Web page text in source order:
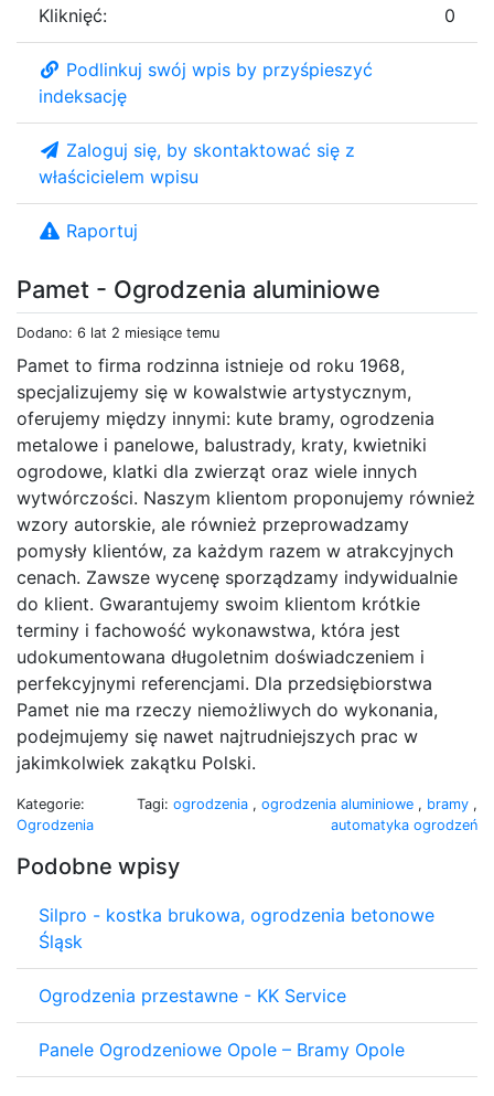
Pamet - Ogrodzenia aluminiowe
Dodano: 6 lat 2 miesiące temu
Pamet to firma rodzinna istnieje od roku 1968,
specjalizujemy się w kowalstwie artystycznym,
oferujemy między innymi: kute bramy, ogrodzenia
metalowe i panelowe, balustrady, kraty, kwietniki
ogrodowe, klatki dla zwierząt oraz wiele innych
wytwórczości. Naszym klientom proponujemy również
wzory autorskie, ale również przeprowadzamy
pomysły klientów, za każdym razem w atrakcyjnych
cenach. Zawsze wycenę sporządzamy indywidualnie
do klient. Gwarantujemy swoim klientom krótkie
terminy i fachowość wykonawstwa, która jest
udokumentowana długoletnim doświadczeniem i
perfekcyjnymi referencjami. Dla przedsiębiorstwa
Pamet nie ma rzeczy niemożliwych do wykonania,
podejmujemy się nawet najtrudniejszych prac w
jakimkolwiek zakątku Polski.
Kategorie:
Ogrodzenia
Tagi: ogrodzenia , ogrodzenia aluminiowe , bramy ,
automatyka ogrodzeń
Podobne wpisy
Silpro - kostka brukowa, ogrodzenia betonowe
Śląsk
Ogrodzenia przestawne - KK Service
Panele Ogrodzeniowe Opole – Bramy Opole
Kliknięć: 0
Podlinkuj swój wpis by przyśpieszyć
indeksację
Zaloguj się, by skontaktować się z
właścicielem wpisu
Raportuj